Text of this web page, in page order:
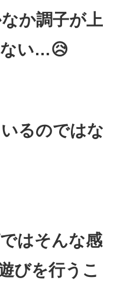
か調子が上
ない…😥
るのではな
はそんな感
びを行うこ